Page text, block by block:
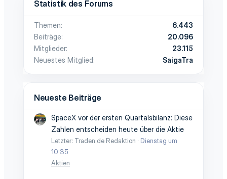
Statistik des Forums
Themen
6.443
Beiträge
20.096
Mitglieder
23.115
Neuestes Mitglied
SaigaTra
Neueste Beiträge
SpaceX vor der ersten Quartalsbilanz: Diese
Zahlen entscheiden heute über die Aktie
Letzter: Traden.de Redaktion
Dienstag um
10:35
Aktien